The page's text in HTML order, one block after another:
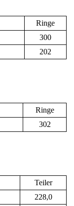
Ringe
300
202
Ringe
302
Teiler
228,0